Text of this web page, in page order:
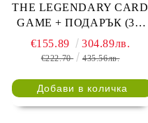
THE LEGENDARY CARD
GAME + ПОДАРЪК (3D
монета и кристали)
€155.89 304.89лв.
€222.70 435.56лв.